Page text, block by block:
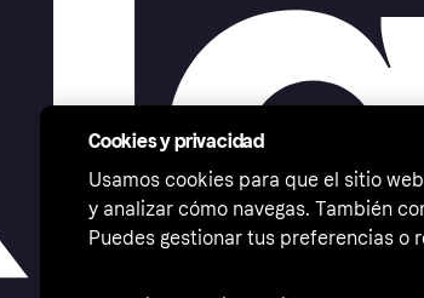
Cookies y privacidad
Usamos cookies para que el sitio
y analizar cómo navegas. También
Puedes gestionar tus preferencias o